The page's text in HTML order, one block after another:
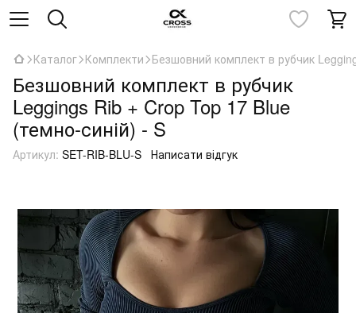
Каталог Комплекти Безшовний комплект в рубчик
Безшовний комплект в рубчик
Leggings Rib + Crop Top 17 Blue
(темно-синій) - S
Артикул: SET-RIB-BLU-S Написати відгук